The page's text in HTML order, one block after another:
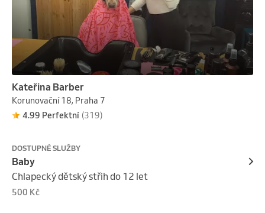
Kateřina Barber
Korunovační 18, Praha 7
4.99 Perfektní (319)
DOSTUPNÉ SLUŽBY
Baby
Chlapecký dětský střih do 12 let
500 Kč